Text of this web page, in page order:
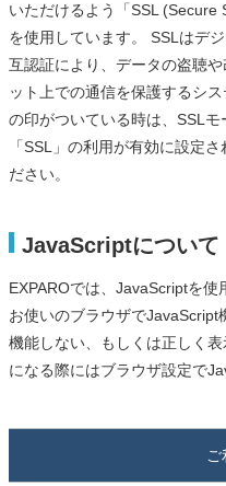
いただけるよう「SSL
を使用しています。 SSLはデ
互認証により、データの盗聴
ット上での通信を保護するシ
の印がついている時は、SSLモ
「SSL」の利用が有効に設定
ださい。
JavaScriptについて
EXPAROでは、JavaScriptを使
お使いのブラウザでJavaScript
機能しない、もしくは正しく
になる際にはブラウザ設定で
ご